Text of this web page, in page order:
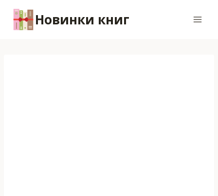
содержимому
Новинки книг